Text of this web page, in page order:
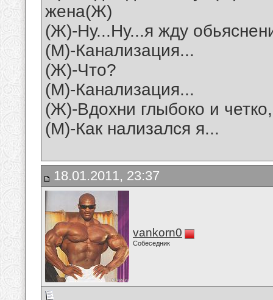
жена(Ж)
(Ж)-Ну...Ну...я жду
(М)-Канализация...
(Ж)-Что?
(М)-Канализация...
(Ж)-Вдохни глыбоко и
(М)-Как нализался я...
18.01.2011, 23:37
vankorn0
Собеседник